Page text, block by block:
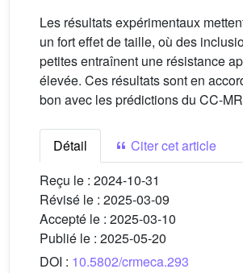
Les résultats expérimentaux
un fort effet de taille, où des
petites entraînent une résistance
élevée. Ces résultats sont en
bon avec les prédictions du CC-
Détail
Citer cet article
Reçu le : 2024-10-31
Révisé le : 2025-03-09
Accepté le : 2025-03-10
Publié le : 2025-05-20
DOI : 10.5802/crmeca.293